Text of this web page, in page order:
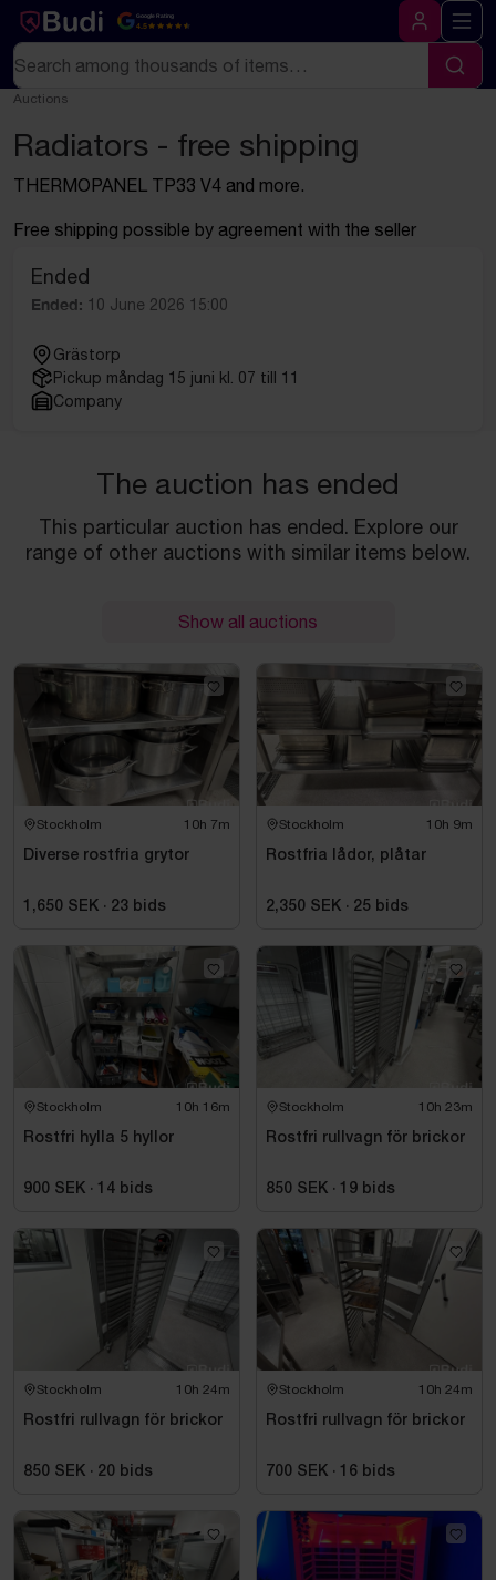
Skip to content
Text-based (markdown) version of this page
Google Rating
4.5
Log in
Search
Auctions
Radiators - free shipping
THERMOPANEL TP33 V4 and more.
Free shipping possible by agreement with the seller
Ended
Ended: 10 June 2026 15:00
Grästorp
Pickup måndag 15 juni kl. 07 till 11
Company
The auction has ended
This particular auction has ended. Explore our
range of other auctions with similar items below.
Show all auctions
Stockholm 10h 7m
Diverse rostfria grytor
1,650 SEK · 23 bids
Stockholm 10h 9m
Rostfria lådor, plåtar
2,350 SEK · 25 bids
Stockholm 10h 16m
Rostfri hylla 5 hyllor
900 SEK · 14 bids
Stockholm 10h 23m
Rostfri rullvagn för brickor
850 SEK · 19 bids
Stockholm 10h 24m
Rostfri rullvagn för brickor
850 SEK · 20 bids
Stockholm 10h 24m
Rostfri rullvagn för brickor
700 SEK · 16 bids